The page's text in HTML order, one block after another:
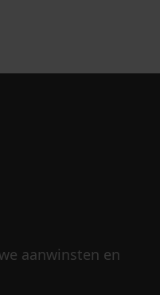
aanwinsten en